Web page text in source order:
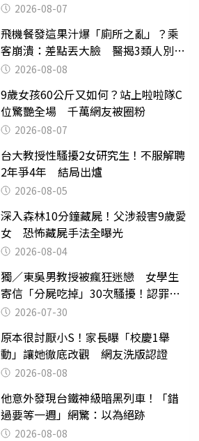
2026-08-07
飛機餐發這果汁爆「廁所之亂」？乘
客崩潰：差點丟大臉 醫揭3類人別亂
喝 2026-08-08
9歲女孩60公斤又如何？站上啦啦隊C
位驚艷全場 千萬網友被圈粉
2026-08-07
台大教授性騷擾2女研究生！不服解聘
2年爭4年 結局出爐
2026-08-05
深入森林10分鐘藏屍！父涉殺害9歲愛
女 恐怖藏屍手法全曝光
2026-08-04
獨／東吳男教授被瘋狂迷戀 女學生
寄信「分屍吃掉」30次騷擾！認罪免
關 2026-07-30
原本很討厭小S！家長曝「校慶1舉
動」讓她徹底改觀 網友洗版認證
2026-08-08
他意外發現台鐵神級暗黑列車！「錯
過要等一週」網驚：以為絕跡
2026-08-08